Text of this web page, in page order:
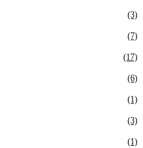
(3)
(7)
(17)
(6)
(1)
(3)
(1)